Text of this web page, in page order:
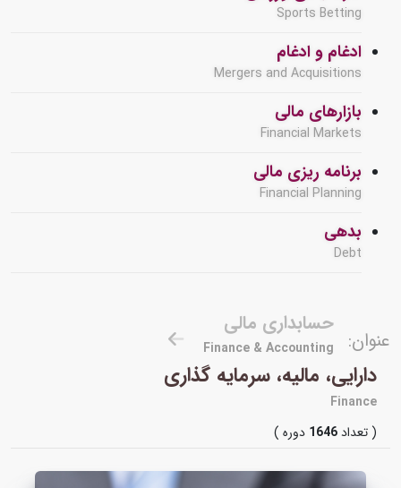
Sports Betting
ادغام و ادغام
Mergers and Acquisitions
بازارهای مالی
Financial Markets
برنامه ریزی مالی
Financial Planning
بدهی
Debt
عنوان:
حسابداری مالی
Finance & Accounting
دارایی، مالیه، سرمایه گذاری
Finance
( تعداد1646 دوره )